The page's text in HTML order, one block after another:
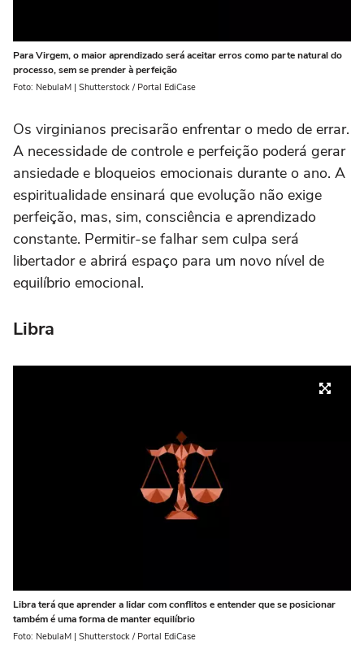
Para Virgem, o maior aprendizado será aceitar erros como parte natural do
processo, sem se prender à perfeição
Foto: NebulaM | Shutterstock / Portal EdiCase
Os virginianos precisarão enfrentar o medo de errar.
A necessidade de controle e perfeição poderá gerar
ansiedade e bloqueios emocionais durante o ano. A
espiritualidade ensinará que evolução não exige
perfeição, mas, sim, consciência e aprendizado
constante. Permitir-se falhar sem culpa será
libertador e abrirá espaço para um novo nível de
equilíbrio emocional.
Libra
Libra terá que aprender a lidar com conflitos e entender que se posicionar
também é uma forma de manter equilíbrio
Foto: NebulaM | Shutterstock / Portal EdiCase